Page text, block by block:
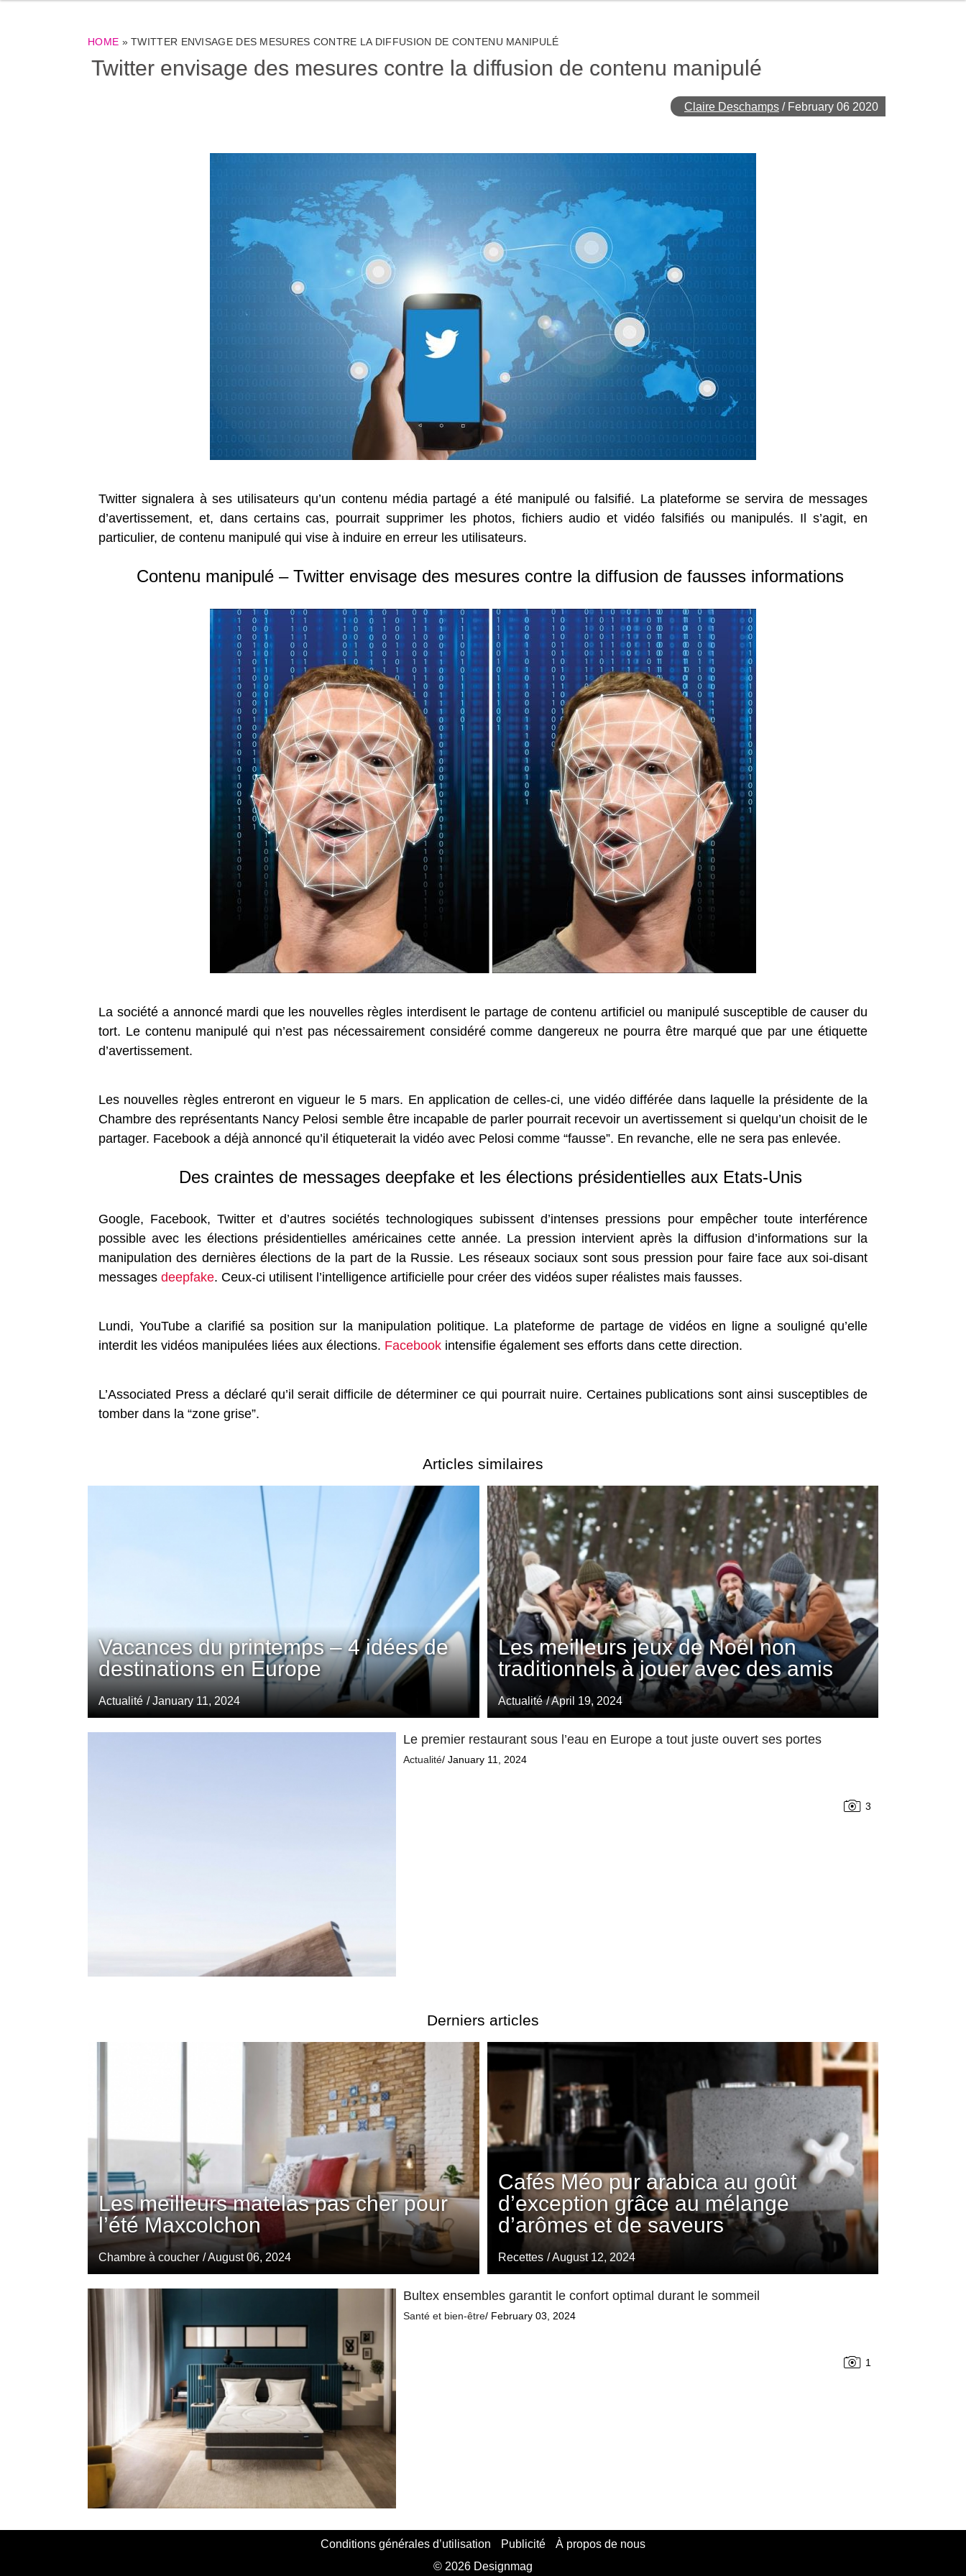
HOME »TWITTER ENVISAGE DES MESURES CONTRE LA DIFFUSION DE CONTENU MANIPULÉ
Twitter envisage des mesures contre la diffusion de contenu manipulé
Claire Deschamps / February 06 2020
Twitter signalera à ses utilisateurs qu’un contenu média partagé a été manipulé ou falsifié. La plateforme se servira de messages
d’avertissement, et, dans certains cas, pourrait supprimer les photos, fichiers audio et vidéo falsifiés ou manipulés. Il s’agit, en
particulier, de contenu manipulé qui vise à induire en erreur les utilisateurs.
Contenu manipulé – Twitter envisage des mesures contre la diffusion de fausses informations
La société a annoncé mardi que les nouvelles règles interdisent le partage de contenu artificiel ou manipulé susceptible de causer du
tort. Le contenu manipulé qui n’est pas nécessairement considéré comme dangereux ne pourra être marqué que par une étiquette
d’avertissement.
Les nouvelles règles entreront en vigueur le 5 mars. En application de celles-ci, une vidéo différée dans laquelle la présidente de la
Chambre des représentants Nancy Pelosi semble être incapable de parler pourrait recevoir un avertissement si quelqu’un choisit de le
partager. Facebook a déjà annoncé qu’il étiqueterait la vidéo avec Pelosi comme “fausse”. En revanche, elle ne sera pas enlevée.
Des craintes de messages deepfake et les élections présidentielles aux Etats-Unis
Google, Facebook, Twitter et d’autres sociétés technologiques subissent d’intenses pressions pour empêcher toute interférence
possible avec les élections présidentielles américaines cette année. La pression intervient après la diffusion d’informations sur la
manipulation des dernières élections de la part de la Russie. Les réseaux sociaux sont sous pression pour faire face aux soi-disant
messages deepfake. Ceux-ci utilisent l’intelligence artificielle pour créer des vidéos super réalistes mais fausses.
Lundi, YouTube a clarifié sa position sur la manipulation politique. La plateforme de partage de vidéos en ligne a souligné qu’elle
interdit les vidéos manipulées liées aux élections. Facebook intensifie également ses efforts dans cette direction.
L’Associated Press a déclaré qu’il serait difficile de déterminer ce qui pourrait nuire. Certaines publications sont ainsi susceptibles de
tomber dans la “zone grise”.
Articles similaires
Les meilleurs jeux de Noël non
traditionnels à jouer avec des amis
Actualité / April 19, 2024
Vacances du printemps – 4 idées de
destinations en Europe
Actualité / January 11, 2024
Le premier restaurant sous l’eau en Europe a tout juste ouvert ses portes
Actualité/ January 11, 2024
3
Derniers articles
Cafés Méo pur arabica au goût
d’exception grâce au mélange
d’arômes et de saveurs
Recettes / August 12, 2024
Les meilleurs matelas pas cher pour
l’été Maxcolchon
Chambre à coucher / August 06, 2024
Bultex ensembles garantit le confort optimal durant le sommeil
Santé et bien-être/ February 03, 2024
1
Conditions générales d’utilisation Publicité
À propos de nous
© 2026 Designmag